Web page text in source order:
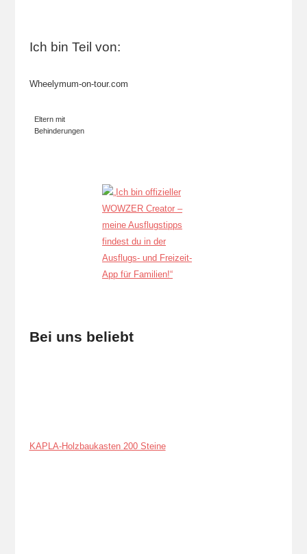
Ich bin Teil von:
Wheelymum-on-tour.com
Eltern mit
Behinderungen
Bei uns beliebt
KAPLA-Holzbaukasten 200 Steine